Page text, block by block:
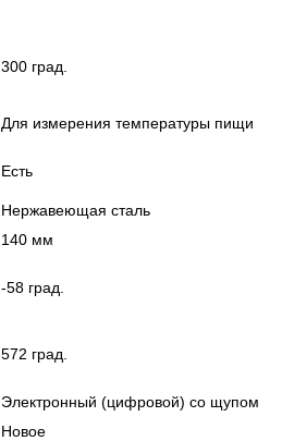
300 град.
Для измерения температуры пищи
Есть
Нержавеющая сталь
140 мм
-58 град.
572 град.
Электронный (цифровой) со щупом
Новое